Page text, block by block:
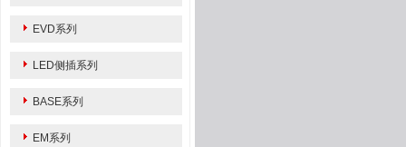
EVD系列
LED侧插系列
BASE系列
EM系列